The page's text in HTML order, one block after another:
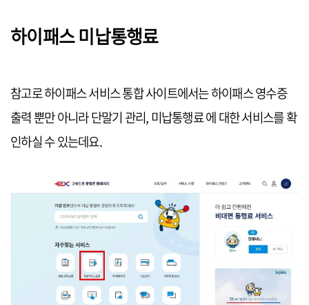
하이패스 미납통행료
참고로 하이패스 서비스 통합 사이트에서는 하이패스 영수증
출력 뿐만 아니라 단말기 관리, 미납통행료 에 대한 서비스를 확
인하실 수 있는데요.